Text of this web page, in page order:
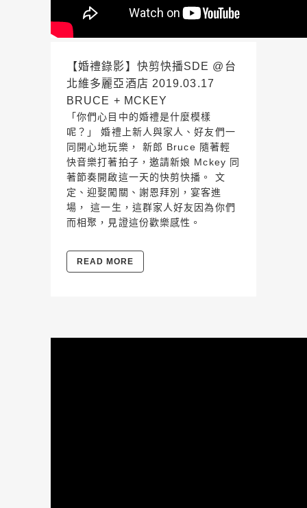
【婚禮錄影】快剪快播SDE @台
北維多麗亞酒店 2019.03.17
BRUCE + MCKEY
「你們心目中的婚禮是什麼模樣
呢？」 婚禮上新人與家人、好友們一
同開心地玩樂， 新郎 Bruce 隨著輕
快音樂打著拍子，邀請新娘 Mckey 同
著節奏開啟這一天的快剪快播。 文
定、迎娶闖關、謝恩拜別，宴客進
場， 這一生，這群家人好友因為你們
而相聚，見證這份歡樂感性。
READ MORE